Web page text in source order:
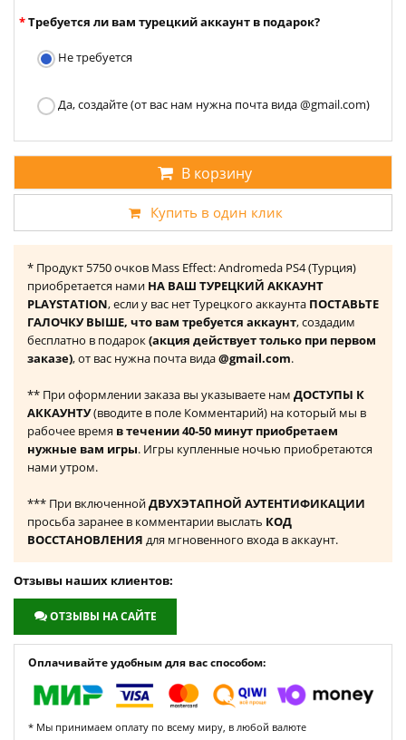
Требуется ли вам турецкий аккаунт в подарок?
Не требуется
Да, создайте (от вас нам нужна почта вида @gmail.com)
В корзину
Купить в один клик
* Продукт 5750 очков Mass Effect: Andromeda PS4 (Турция)
приобретается нами НА ВАШ ТУРЕЦКИЙ АККАУНТ
PLAYSTATION, если у вас нет Турецкого аккаунта ПОСТАВЬТЕ
ГАЛОЧКУ ВЫШЕ, что вам требуется аккаунт, создадим
бесплатно в подарок(акция действует только при первом
заказе), от вас нужна почта вида@gmail.com.
** При оформлении заказа вы указываете нам ДОСТУПЫ К
АККАУНТУ(вводите в поле Комментарий) на который мы в
рабочее время в течении 40-50 минут приобретаем
нужные вам игры. Игры купленные ночью приобретаются
нами утром.
*** При включеннойДВУХЭТАПНОЙ АУТЕНТИФИКАЦИИ
просьба заранее в комментарии выслать КОД
ВОССТАНОВЛЕНИЯ для мгновенного входа в аккаунт.
Отзывы наших клиентов:
ОТЗЫВЫ НА САЙТЕ
Оплачивайте удобным для вас способом:
* Мы принимаем оплату по всему миру, в любой валюте